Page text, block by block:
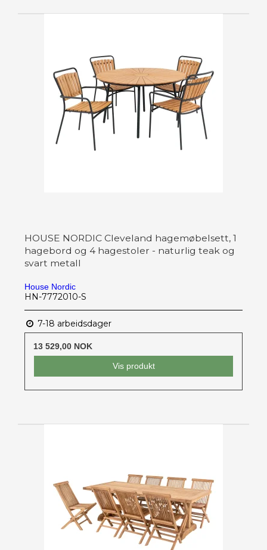
HOUSE NORDIC Cleveland hagemøbelsett, 1
hagebord og 4 hagestoler - naturlig teak og
svart metall
House Nordic
HN-7772010-S
7-18 arbeidsdager
13 529,00 NOK
Vis produkt